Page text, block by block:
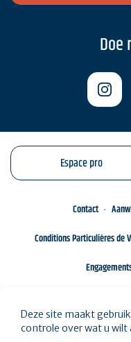
Doe
Espace pro
Contact
Conditions Particulières de
Deze site maakt
controle over wat u wilt